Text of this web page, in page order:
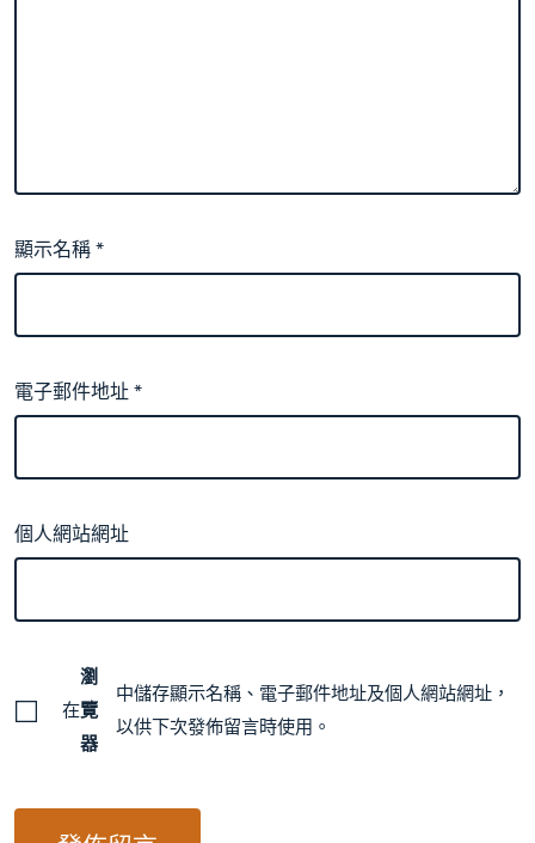
顯示名稱*
電子郵件地址*
個人網站網址
在
瀏
覽
器
中儲存顯示名稱、電子郵件地址及個人網站網址，
以供下次發佈留言時使用。